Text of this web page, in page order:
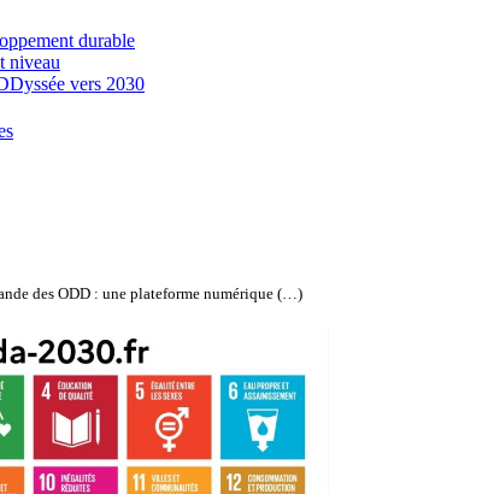
durable
niveau
vers 2030
des ODD : une plateforme numérique (…)